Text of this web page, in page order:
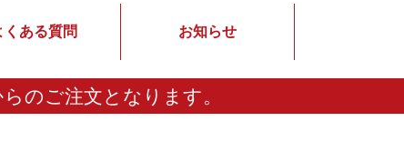
くある質問 お知らせ
のご注文となります。